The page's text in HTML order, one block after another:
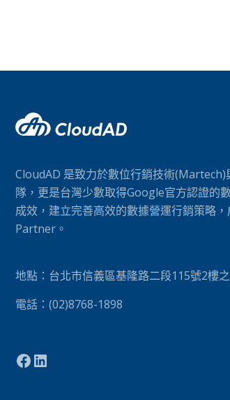
CloudAD 是致力於數位行銷技術
隊，更是台灣少數取得Google官方認證的
成效，建立完善高效的數據營運行銷策略
Partner。
地點：台北市信義區基隆路二段115號2樓
電話：(02)8768-1898